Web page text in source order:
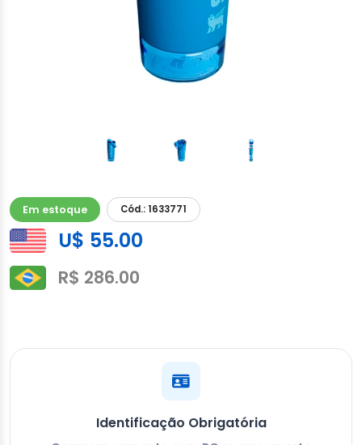
Em estoque Cód.: 1633771
U$ 55.00
R$ 286.00
Identificação Obrigatória